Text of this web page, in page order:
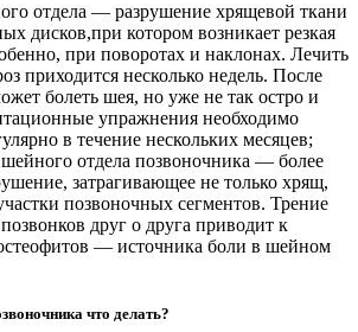
отдела — разрушение хрящевой ткани
дисков,при котором возникает резкая
при поворотах и наклонах. Лечить
приходится несколько недель. После
болеть шея, но уже не так остро и
упражнения необходимо
в течение нескольких месяцев;
отдела позвоночника — более
затрагивающее не только хрящ,
позвоночных сегментов. Трение
друг о друга приводит к
— источника боли в шейном
что делать?